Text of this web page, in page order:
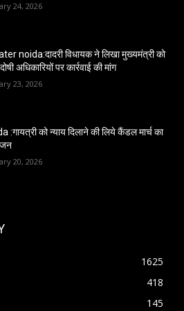
24, 2026
noida:दादरी विधायक ने लिखा मुख्यमंत्री को
अधिकारियों पर कार्रवाई की मांग
23, 2026
:गायत्री को न्याय दिलाने की लिये कैंडल मार्च का
20, 2026
1625
418
145